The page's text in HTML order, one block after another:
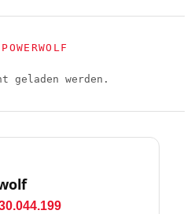
geladen werden.